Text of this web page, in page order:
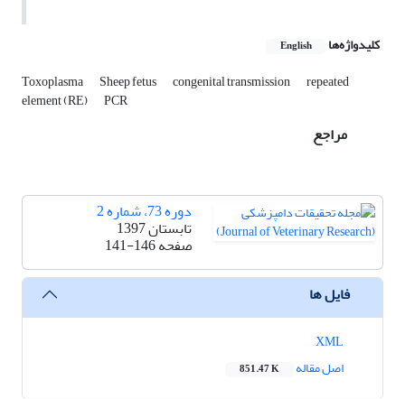
کلیدواژه‌ها English
Toxoplasma Sheep fetus congenital transmission repeated
element (RE) PCR
مراجع
دوره 73، شماره 2
تابستان 1397
صفحه141-146
فایل ها
اصل مقاله
851.47 K